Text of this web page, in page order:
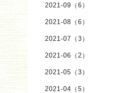
2021-09（6）
2021-08（6）
2021-07（3）
2021-06（2）
2021-05（3）
2021-04（5）